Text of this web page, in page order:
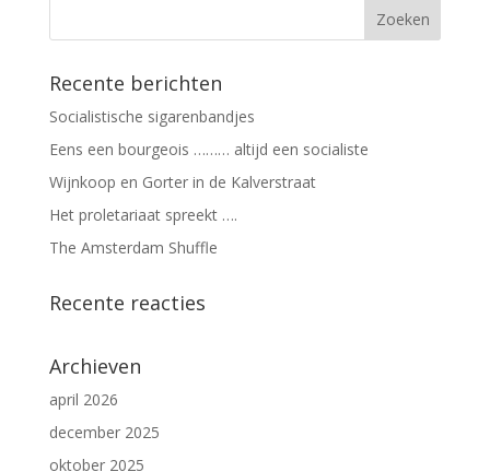
Recente berichten
Socialistische sigarenbandjes
Eens een bourgeois ……… altijd een socialiste
Wijnkoop en Gorter in de Kalverstraat
Het proletariaat spreekt ….
The Amsterdam Shuffle
Recente reacties
Archieven
april 2026
december 2025
oktober 2025